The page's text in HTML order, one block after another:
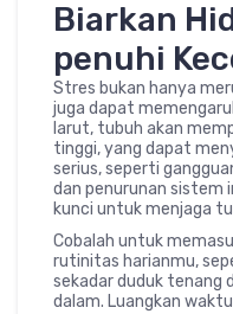
Biarkan
penuhi
Stres bukan hanya
juga dapat
larut, tubuh akan
tinggi, yang dapat
serius, seperti
dan penurunan sistem
kunci untuk menjaga
Cobalah untuk
rutinitas harianmu,
sekadar duduk tenang
dalam. Luangkan